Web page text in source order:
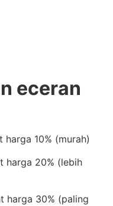
eceran
10% (murah)
harga 20% (lebih
harga 30% (paling